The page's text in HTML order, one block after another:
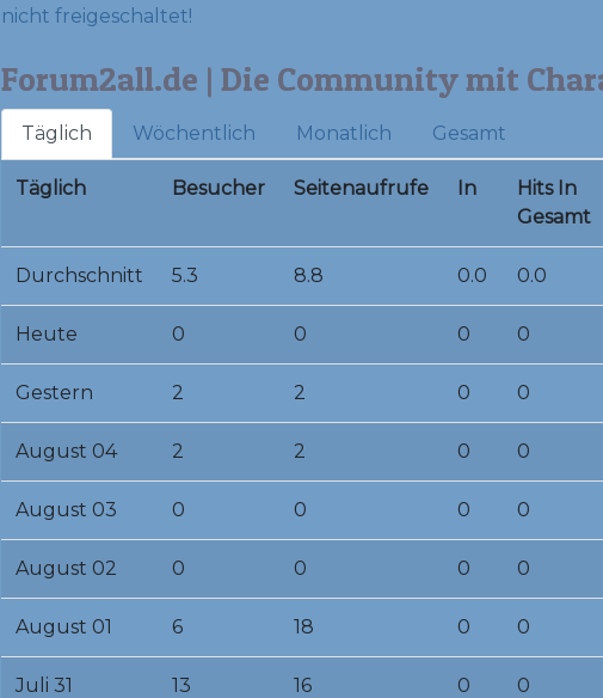
nicht freigeschaltet!
Forum2all.de | Die Community mit
Täglich Wöchentlich Monatlich Gesamt
Täglich Besucher Seitenaufrufe In
Hits In
Gesamt
Durchschnitt 5.3 8.8 0.0 0.0
Heute 0 0 0 0
Gestern 2 2 0 0
August 04 2 2 0 0
August 03 0 0 0 0
August 02 0 0 0 0
August 01 6 18 0 0
Juli 31 13 16 0 0